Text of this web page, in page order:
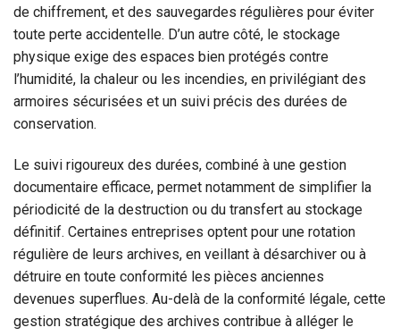
de chiffrement, et des sauvegardes régulières pour éviter
toute perte accidentelle. D’un autre côté, le stockage
physique exige des espaces bien protégés contre
l’humidité, la chaleur ou les incendies, en privilégiant des
armoires sécurisées et un suivi précis des durées de
conservation.
Le suivi rigoureux des durées, combiné à une gestion
documentaire efficace, permet notamment de simplifier la
périodicité de la destruction ou du transfert au stockage
définitif. Certaines entreprises optent pour une rotation
régulière de leurs archives, en veillant à désarchiver ou à
détruire en toute conformité les pièces anciennes
devenues superflues. Au-delà de la conformité légale, cette
gestion stratégique des archives contribue à alléger le